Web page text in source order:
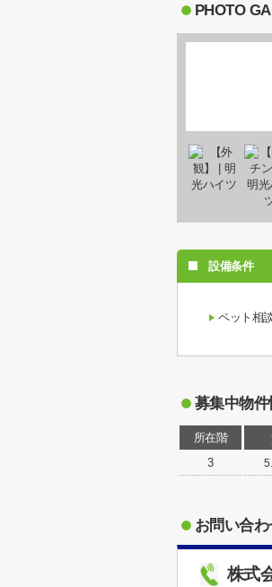
PHOTO
設備条件
ペット相
募集中物件
所在階
3
お問い合わ
株式